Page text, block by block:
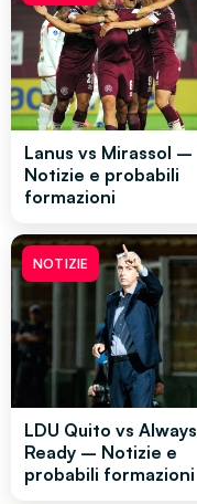
Lanus vs Mirassol –
Notizie e probabili
formazioni
NOTIZIE
LDU Quito vs Always
Ready – Notizie e
probabili formazioni